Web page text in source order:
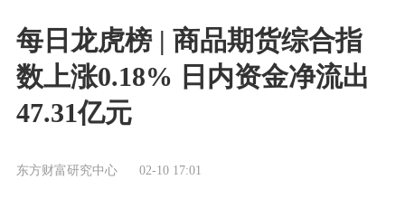
每日龙虎榜 | 商品期货综合指
数上涨0.18% 日内资金净流出
47.31亿元
东方财富研究中心 02-10 17:01